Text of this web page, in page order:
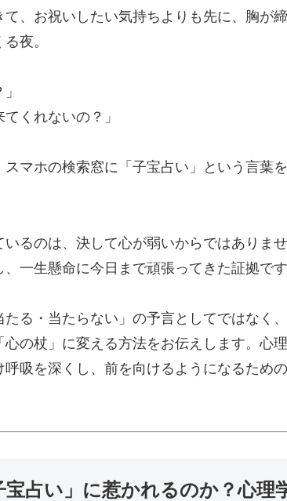
て、お祝いしたい気持ちよりも先に、胸が
夜。
くれないの？」
マホの検索窓に「子宝占い」という言葉
るのは、決して心が弱いからではありま
一生懸命に今日まで頑張ってきた証拠です
る・当たらない」の予言としてではなく
の杖」に変える方法をお伝えします。心
吸を深くし、前を向けるようになるため
占い」に惹かれるのか？心理